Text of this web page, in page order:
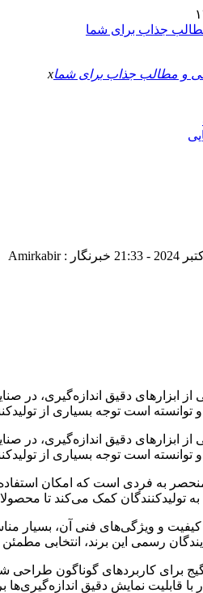
x
خبرنگار : Amirkabir
از ابزارهای دقیق اندازه‌گیری،
توانسته است توجه بسیاری از
از ابزارهای دقیق اندازه‌گیری،
توانسته است توجه بسیاری از
منحصر به فردی است که امکان
به تولیدکنندگان کمک می‌کند تا
کیفیت و ویژگی‌های فنی آن، بسیار
رسمی این برند، انتخابی
برای کاربردهای گوناگون طراحی
با قابلیت نمایش دقیق